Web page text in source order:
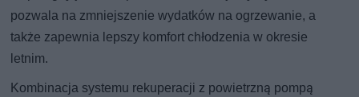
pozwala na zmniejszenie wydatków na ogrzewanie, a
także zapewnia lepszy komfort chłodzenia w okresie
letnim.
Kombinacja systemu rekuperacji z powietrzną pompą